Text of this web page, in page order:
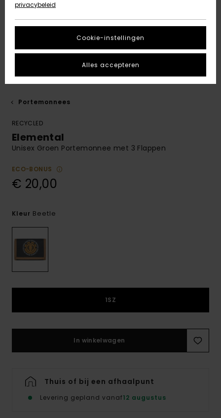
Portemonnees
RECYCLED
Elemental
Unisex Groen Portemonnee met 3 Flappen
ECO-BONUS
€ 20,00
Kleur Beetle
1SZ
In winkelwagen
Thuis of bij een afhaalpunt
Levering gepland vanaf12 augustus
privacybeleid
Cookie-instellingen
Alles accepteren